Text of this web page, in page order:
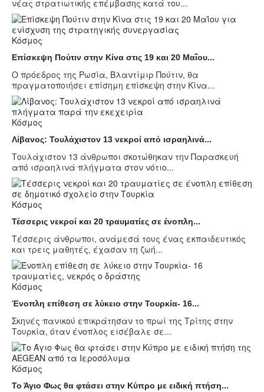
νέας στρατιωτικής επέμβασης κατά του...
Κόσμος
Επίσκεψη Πούτιν στην Κίνα στις 19 και 20 Μαΐου...
Ο πρόεδρος της Ρωσία, Βλαντίμιρ Πούτιν, θα
πραγματοποιήσει επίσημη επίσκεψη στην Κίνα...
Κόσμος
Λίβανος: Τουλάχιστον 13 νεκροί από ισραηλινά...
Τουλάχιστον 13 άνθρωποι σκοτώθηκαν την Παρασκευή
από ισραηλινά πλήγματα στον νότιο...
Κόσμος
Τέσσερις νεκροί και 20 τραυματίες σε ένοπλη...
Τέσσερις άνθρωποι, ανάμεσά τους ένας εκπαιδευτικός
και τρεις μαθητές, έχασαν τη ζωή...
Κόσμος
Ένοπλη επίθεση σε λύκειο στην Τουρκία- 16...
Σκηνές πανικού επικράτησαν το πρωί της Τρίτης στην
Τουρκία, όταν ένοπλος εισέβαλε σε...
Κόσμος
Το Άγιο Φως θα φτάσει στην Κύπρο με ειδική πτήση...